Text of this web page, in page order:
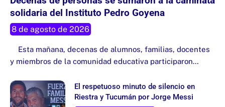
solidaria del Instituto Pedro Goyena
8 de agosto de 2026
Esta mañana, decenas de alumnos, familias, docentes
y miembros de la comunidad educativa participaron…
El respetuoso minuto de silencio en
Riestra y Tucumán por Jorge Messi